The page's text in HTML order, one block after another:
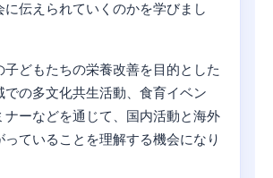
に伝えられていくのかを学びまし
子どもたちの栄養改善を目的とした
での多文化共生活動、食育イベン
ナーなどを通じて、国内活動と海外
っていることを理解する機会になり